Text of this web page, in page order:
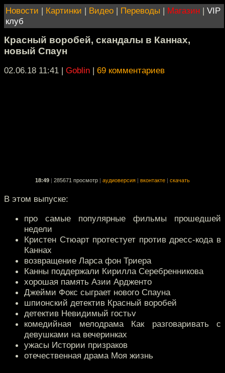
Новости | Картинки | Видео | Переводы | Магазин | VIP
клуб
Красный воробей, скандалы в Каннах,
новый Спаун
02.06.18 11:41 | Goblin | 69 комментариев
18:49 285671 просмотр аудиоверсия вконтакте скачать
В этом выпуске:
про самые популярные фильмы прошедшей
недели
Кристен Стюарт протестует против дресс-кода в
Каннах
возвращение Ларса фон Триера
Канны поддержали Кирилла Серебренникова
хорошая память Азии Ардженто
Джейми Фокс сыграет нового Спауна
шпионский детектив Красный воробей
детектив Невидимый гостьv
комедийная мелодрама Как разговаривать с
девушками на вечеринках
ужасы Истории призраков
отечественная драма Моя жизнь